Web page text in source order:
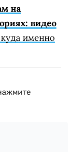
на
видео
именно